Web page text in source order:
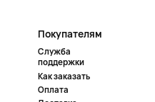
Покупателям
Служба
поддержки
Как заказать
Оплата